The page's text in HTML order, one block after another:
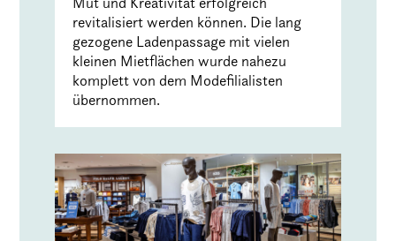
revitalisiert werden können. Die lang
gezogene Ladenpassage mit vielen
kleinen Mietflächen wurde nahezu
komplett von dem Modefilialisten
übernommen.